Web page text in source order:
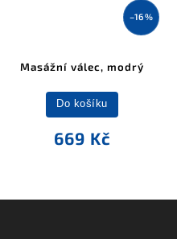
–16 %
Masážní válec, modrý
669 Kč
Do košíku